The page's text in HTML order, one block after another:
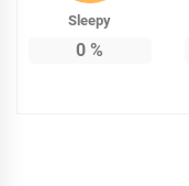
Sleepy
0 %